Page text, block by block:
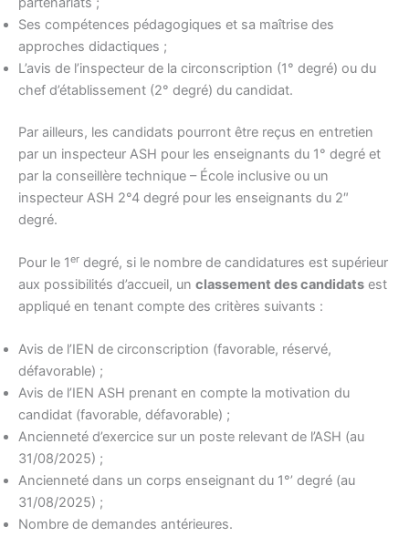
Ses compétences pédagogiques et sa maîtrise des
approches didactiques ;
L’avis de l’inspecteur de la circonscription (1° degré) ou du
chef d’établissement (2° degré) du candidat.
Par ailleurs, les candidats pourront être reçus en entretien
par un inspecteur ASH pour les enseignants du 1° degré et
par la conseillère technique – École inclusive ou un
inspecteur ASH 2°4 degré pour les enseignants du 2″
degré.
Pour le 1er degré, si le nombre de candidatures est supérieur
aux possibilités d’accueil, un classement des candidats est
appliqué en tenant compte des critères suivants :
Avis de l’IEN de circonscription (favorable, réservé,
défavorable) ;
Avis de l’IEN ASH prenant en compte la motivation du
candidat (favorable, défavorable) ;
Ancienneté d’exercice sur un poste relevant de l’ASH (au
31/08/2025) ;
Ancienneté dans un corps enseignant du 1°’ degré (au
31/08/2025) ;
Nombre de demandes antérieures.